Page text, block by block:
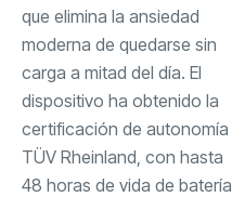
que elimina la ansiedad
moderna de quedarse sin
carga a mitad del día. El
dispositivo ha obtenido la
certificación de autonomía
TÜV Rheinland, con hasta
48 horas de vida de batería